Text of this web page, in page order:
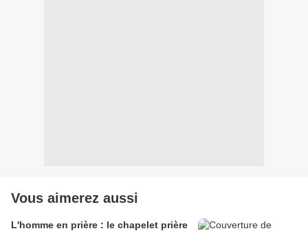
Vous aimerez aussi
L'homme en prière : le chapelet prière